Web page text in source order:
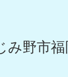
み野市